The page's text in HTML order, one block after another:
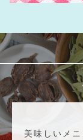
美味しいメ